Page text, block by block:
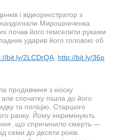
і відеореєстратор з
Мирошниченка
почав його гемселити руками
ударив його головою об
bit.ly/2LCDrQA, http://bit.ly/36p
продавчиня з кіоску
спочатку пішла до його
та поліцію. Старшого
ранку. Йому інкримінують
що спричинило смерть —
семи до десяти років.